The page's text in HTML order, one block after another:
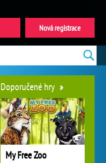
Doporučené hry
My Free Zoo
Nová registrace